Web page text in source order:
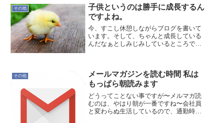
ロースかつ定食。これが実に美味かっ
た。一度、ご賞味あれ。次...
その他
子供というのは勝手に成長するん
ですよね。
今、すこし休憩しながらブログを書いて
います。そして、ちゃんと成長している
んだなぁとしみじみしているところで
Bee...
その他
メールマガジンを読む時間 私は
もっぱら朝読みます
どうってことない事ですが〜メルマガ読
むのは、やはり朝が一番ですね〜会社員
と変わらぬ生活しているので、通勤時に